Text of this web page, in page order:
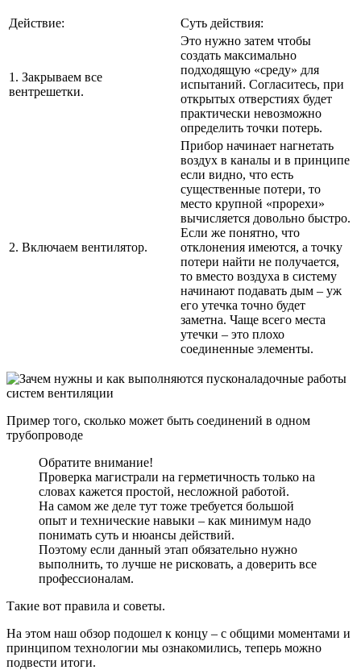
Действие: Суть действия:
1. Закрываем все
вентрешетки.
Это нужно затем чтобы
создать максимально
подходящую «среду» для
испытаний. Согласитесь, при
открытых отверстиях будет
практически невозможно
определить точки потерь.
2. Включаем вентилятор.
Прибор начинает нагнетать
воздух в каналы и в принципе
если видно, что есть
существенные потери, то
место крупной «прорехи»
вычисляется довольно быстро.
Если же понятно, что
отклонения имеются, а точку
потери найти не получается,
то вместо воздуха в систему
начинают подавать дым – уж
его утечка точно будет
заметна. Чаще всего места
утечки – это плохо
соединенные элементы.
Пример того, сколько может быть соединений в одном
трубопроводе
Обратите внимание!
Проверка магистрали на герметичность только на
словах кажется простой, несложной работой.
На самом же деле тут тоже требуется большой
опыт и технические навыки – как минимум надо
понимать суть и нюансы действий.
Поэтому если данный этап обязательно нужно
выполнить, то лучше не рисковать, а доверить все
профессионалам.
Такие вот правила и советы.
На этом наш обзор подошел к концу – с общими моментами и
принципом технологии мы ознакомились, теперь можно
подвести итоги.